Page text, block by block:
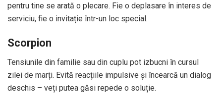
pentru tine se arată o plecare. Fie o deplasare în interes de
serviciu, fie o invitație într-un loc special.
Scorpion
Tensiunile din familie sau din cuplu pot izbucni în cursul
zilei de marți. Evită reacțiile impulsive și încearcă un dialog
deschis – veți putea găsi repede o soluție.